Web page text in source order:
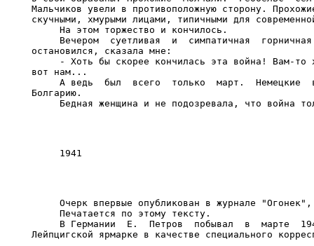
Очерк впервые опубликован в журнале
     Печатается по этому тексту.
В Германии  Е.  Петров  побывал  в  марте